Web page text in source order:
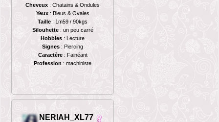
Cheveux : Chatains & Ondules
Yeux: Bleus & Ovales
Taille : 1m59 / 90kgs
Silouhette: un peu carré
Hobbies : Lecture
Signes : Piercing
Caractère: Fainéant
Profession : machiniste
NERIAH_XL77